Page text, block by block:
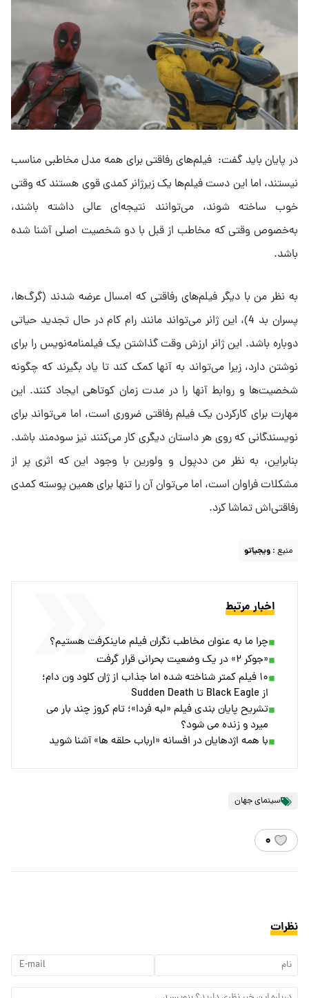
در پایان باید گفت: فیلم‌های رفاقتی برای همه مدل مخاطبی مناسب
نیستند، اما این دست فیلم‌ها یک زیرژانر کمدی قوی هستند که وقتی
خوب ساخته شوند، می‌توانند نتیجه‌ای عالی داشته باشند،
به‌خصوص وقتی که مخاطب از قبل با دو شخصیت اصلی آشنا شده
باشد.
به نظر من با دیگر فیلم‌های رفاقتی که امسال عرضه شدند (گرگ‌ها،
پسران بد 4)، این ژانر می‌تواند مانند رام کام در حال تجدید حیاتی
دوباره باشد. این ژانر ارزش وقت گذاشتن یک فیلمنامه‌نویس را برای
نوشتن دارد، زیرا می‌تواند به آنها کمک کند تا یاد بگیرند که چگونه
شخصیت‌ها و روابط آنها را در مدت زمان کوتاهی ایجاد کنند. این
مهارت برای کارکردن یک فیلم رفاقتی ضروری است، اما می‌تواند برای
نویسندگانی که روی هر داستان دیگری کار می‌کنند نیز سودمند باشد.
بنابراین، به نظر من ددپول و ولورین با وجود این که اثری پر از
مشکلات فراوان است، اما می‌توان آن را تنها برای همین پوسته کمدی
رفاقتی‌اش تماشا کرد.
منبع : ویجیاتو
اخبار مرتبط
چرا ما به عنوان مخاطب نگران فیلم ماینکرفت هستیم؟
«جوکر ۲» در یک وضعیت بحرانی قرار گرفت
۱۰ فیلم کمتر شناخته شده اما جذاب از ژان کلود ون دام؛
از Black Eagle تا Sudden Death
تشریح پایان بندی فیلم «لبه فردا»؛ تام کروز چند بار می
میرد و زنده می شود؟
با همه اژدهایان در افسانه «ارباب حلقه ها» آشنا شوید
سینمای جهان
۰
نظرات